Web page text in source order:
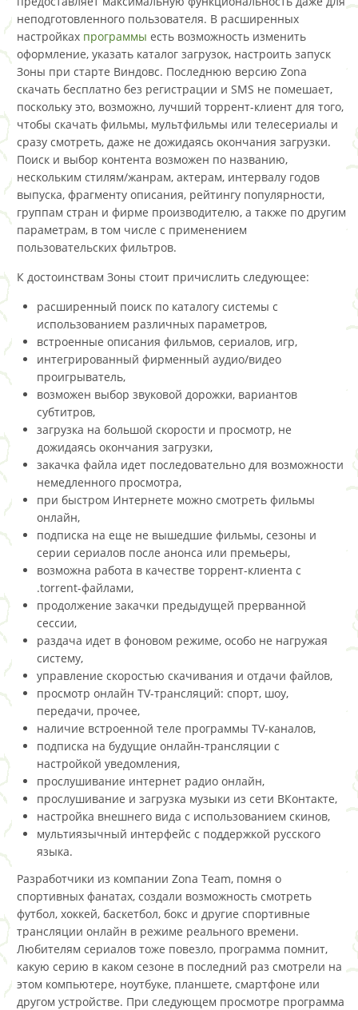
неподготовленного пользователя. В расширенных
настройках программы есть возможность изменить
оформление, указать каталог загрузок, настроить запуск
Зоны при старте Виндовс. Последнюю версию Zona
скачать бесплатно без регистрации и SMS не помешает,
поскольку это, возможно, лучший торрент-клиент для того,
чтобы скачать фильмы, мультфильмы или телесериалы и
сразу смотреть, даже не дожидаясь окончания загрузки.
Поиск и выбор контента возможен по названию,
нескольким стилям/жанрам, актерам, интервалу годов
выпуска, фрагменту описания, рейтингу популярности,
группам стран и фирме производителю, а также по другим
параметрам, в том числе с применением
пользовательских фильтров.
К достоинствам Зоны стоит причислить следующее:
расширенный поиск по каталогу системы с
использованием различных параметров,
встроенные описания фильмов, сериалов, игр,
интегрированный фирменный аудио/видео
проигрыватель,
возможен выбор звуковой дорожки, вариантов
субтитров,
загрузка на большой скорости и просмотр, не
дожидаясь окончания загрузки,
закачка файла идет последовательно для возможности
немедленного просмотра,
при быстром Интернете можно смотреть фильмы
онлайн,
подписка на еще не вышедшие фильмы, сезоны и
серии сериалов после анонса или премьеры,
возможна работа в качестве торрент-клиента с
.torrent-файлами,
продолжение закачки предыдущей прерванной
сессии,
раздача идет в фоновом режиме, особо не нагружая
систему,
управление скоростью скачивания и отдачи файлов,
просмотр онлайн TV-трансляций: спорт, шоу,
передачи, прочее,
наличие встроенной теле программы ТV-каналов,
подписка на будущие онлайн-трансляции с
настройкой уведомления,
прослушивание интернет радио онлайн,
прослушивание и загрузка музыки из сети ВКонтакте,
настройка внешнего вида с использованием скинов,
мультиязычный интерфейс с поддержкой русского
языка.
Разработчики из компании Zona Team, помня о
спортивных фанатах, создали возможность смотреть
футбол, хоккей, баскетбол, бокс и другие спортивные
трансляции онлайн в режиме реального времени.
Любителям сериалов тоже повезло, программа помнит,
какую серию в каком сезоне в последний раз смотрели на
этом компьютере, ноутбуке, планшете, смартфоне или
другом устройстве. При следующем просмотре программа